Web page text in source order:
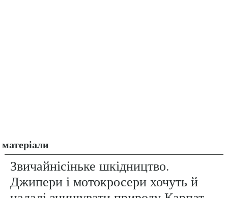
матеріали
Звичайнісіньке шкідництво.
Джипери і мотокросери хочуть й